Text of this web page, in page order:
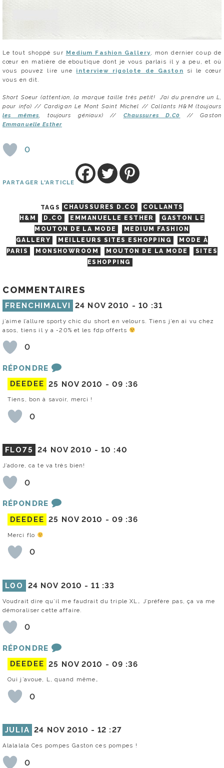
Le tout shoppé sur Medium Fashion Gallery, mon dernier coup de
cœur en matière de eboutique dont je vous parlais il y a peu, et où
vous pouvez lire une interview rigolote de Gaston si le cœur
vous en dit.
Short Soeur (attention, la marque taille très petit! J’ai du prendre un L,
pour info) // Cardigan Le Mont Saint Michel // Collants H&M (toujours
les mêmes, toujours géniaux) // Chaussures D.C0
// Gaston
Emmanuelle Esther
0
PARTAGER L'ARTICLE
TAGS CHAUSSURES D.CO
COLLANTS
H&M
D.CO EMMANUELLE ESTHER
GASTON LE
MOUTON DE LA MODE
MEDIUM FASHION
GALLERY
MEILLEURS SITES ESHOPPING
MODE À
PARIS
MONSHOWROOM MOUTON DE LA MODE
SITES
ESHOPPING
COMMENTAIRES
FRENCHIMALVI 24 NOV 2010 - 10 :31
j’aime l’allure sporty chic du short en velours. Tiens j’en ai vu chez
asos, tiens il y a -20% et les fdp offerts
0
RÉPONDRE
DEEDEE 25 NOV 2010 - 09 :36
Tiens, bon à savoir, merci !
0
FLO75 24 NOV 2010 -10 :40
J’adore, ca te va très bien!
0
RÉPONDRE
DEEDEE 25 NOV 2010 - 09 :36
Merci flo
0
L0O 24 NOV 2010 -11 :33
Voudrait dire qu’il me faudrait du triple XL… J’préfère pas, ça va me
démoraliser cette affaire.
0
RÉPONDRE
DEEDEE 25 NOV 2010 - 09 :36
Oui j’avoue, L, quand même…
0
JULIA 24 NOV 2010 -12 :27
Alalalala Ces pompes Gaston ces pompes !
0